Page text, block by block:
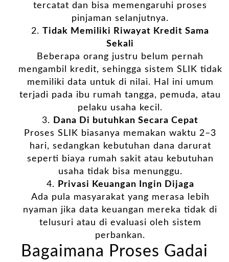
tercatat dan bisa memengaruhi proses
pinjaman selanjutnya.
Tidak Memiliki Riwayat Kredit Sama
Sekali
Beberapa orang justru belum pernah
mengambil kredit, sehingga sistem SLIK tidak
memiliki data untuk di nilai. Hal ini umum
terjadi pada ibu rumah tangga, pemuda, atau
pelaku usaha kecil.
Dana Di butuhkan Secara Cepat
Proses SLIK biasanya memakan waktu 2–3
hari, sedangkan kebutuhan dana darurat
seperti biaya rumah sakit atau kebutuhan
usaha tidak bisa menunggu.
Privasi Keuangan Ingin Dijaga
Ada pula masyarakat yang merasa lebih
nyaman jika data keuangan mereka tidak di
telusuri atau di evaluasi oleh sistem
perbankan.
Bagaimana Proses Gadai